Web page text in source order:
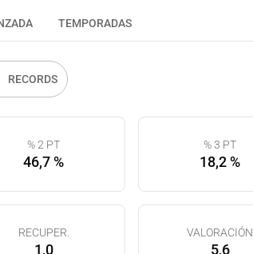
TEMPORADAS
RECORDS
% 2 PT
46,7 %
% 3 PT
18,2 %
RECUPER.
1,0
VALORACIÓN
5,6